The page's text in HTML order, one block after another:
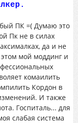
ПК =( Думаю это
Пк не в силах
да и не
мой моддинг и
комаилить
Кордон в
И также
Госпиталь... для
слабая система